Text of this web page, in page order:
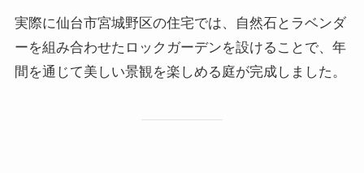
実際に仙台市宮城野区の住宅では、自然石とラベンダ
ーを組み合わせたロックガーデンを設けることで、年
間を通じて美しい景観を楽しめる庭が完成しました。